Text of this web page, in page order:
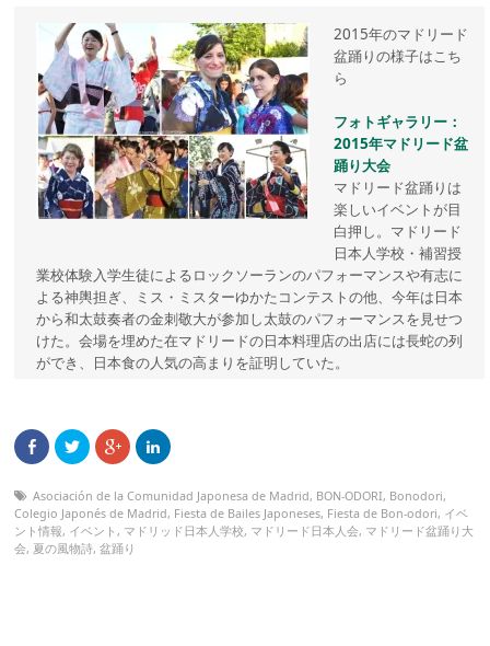
2015年のマドリード
盆踊りの様子はこち
ら
フォトギャラリー：
2015年マドリード盆
踊り大会
マドリード盆踊りは
楽しいイベントが目
白押し。マドリード
日本人学校・補習授
業校体験入学生徒によるロックソーランのパフォーマンスや有志に
よる神輿担ぎ、ミス・ミスターゆかたコンテストの他、今年は日本
から和太鼓奏者の金刺敬大が参加し太鼓のパフォーマンスを見せつ
けた。会場を埋めた在マドリードの日本料理店の出店には長蛇の列
ができ、日本食の人気の高まりを証明していた。
Asociación de la Comunidad Japonesa de Madrid, BON-ODORI, Bonodori,
Colegio Japonés de Madrid, Fiesta de Bailes Japoneses, Fiesta de Bon-odori, イベ
ント情報, イベント , マドリッド日本人学校, マドリード日本人会, マドリード盆踊り大
会, 夏の風物詩,盆踊り